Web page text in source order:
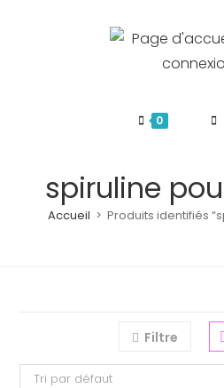
0
spiruline
Accueil > Produits identifiés
Filtre
Tri par défaut